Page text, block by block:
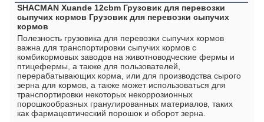
SHACMAN Xuande 12cbm Грузовик для перевозки
сыпучих кормов Грузовик для перевозки сыпучих
кормов
Полезность грузовика для перевозки сыпучих кормов
важна для транспортировки сыпучих кормов с
комбикормовых заводов на животноводческие фермы и
птицефермы, а также для пользователей,
перерабатывающих корма, или для производства сырого
зерна для кормов, а также может использоваться для
транспортировки некоторых некоррозионных
порошкообразных гранулированных материалов, таких
как фармацевтический порошок и оборот зерна.